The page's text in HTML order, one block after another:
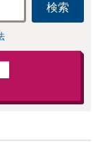
る解決を目指し
。
検索